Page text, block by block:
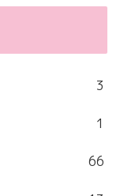
3
1
66